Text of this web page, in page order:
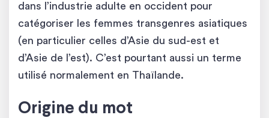
dans l’industrie adulte en occident pour
catégoriser les femmes transgenres asiatiques
(en particulier celles d’Asie du sud-est et
d’Asie de l’est). C’est pourtant aussi un terme
utilisé normalement en Thaïlande.
Origine du mot